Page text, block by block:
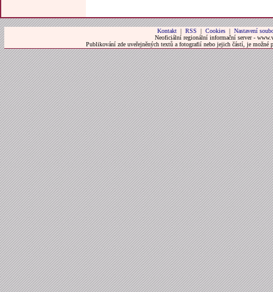
Kontakt| RSS | Cookies| Nastavení
Neoficiální regionální informační server -
Publikování zde uveřejněných textů a fotografií nebo jejich částí, je možné